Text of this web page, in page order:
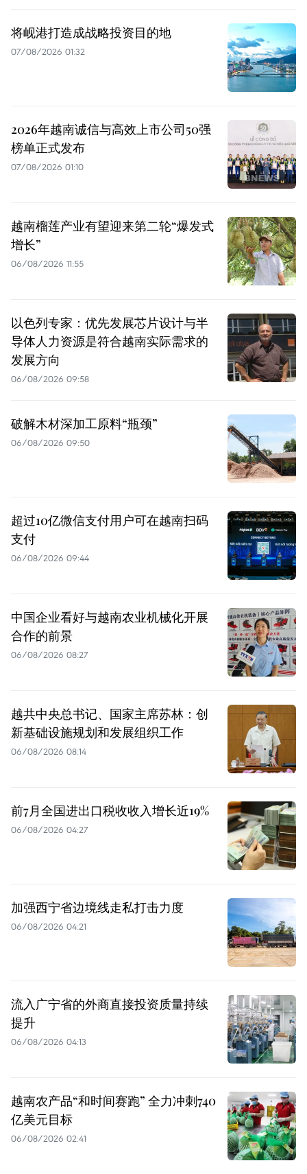
将岘港打造成战略投资目的地
07/08/2026 01:32
2026年越南诚信与高效上市公司50强
榜单正式发布
07/08/2026 01:10
越南榴莲产业有望迎来第二轮“爆发式
增长”
06/08/2026 11:55
以色列专家：优先发展芯片设计与半
导体人力资源是符合越南实际需求的
发展方向
06/08/2026 09:58
破解木材深加工原料“瓶颈”
06/08/2026 09:50
超过10亿微信支付用户可在越南扫码
支付
06/08/2026 09:44
中国企业看好与越南农业机械化开展
合作的前景
06/08/2026 08:27
越共中央总书记、国家主席苏林：创
新基础设施规划和发展组织工作
06/08/2026 08:14
前7月全国进出口税收收入增长近19%
06/08/2026 04:27
加强西宁省边境线走私打击力度
06/08/2026 04:21
流入广宁省的外商直接投资质量持续
提升
06/08/2026 04:13
越南农产品“和时间赛跑” 全力冲刺740
亿美元目标
06/08/2026 02:41